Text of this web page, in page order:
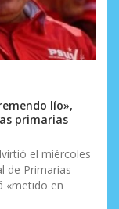
lío»,
primarias
el miércoles
de Primarias
«metido en